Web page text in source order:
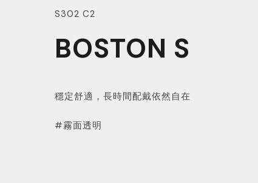
S302 C2
BOSTON S
穩定舒適，長時間配戴依然自在
#霧面透明